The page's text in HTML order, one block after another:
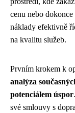
cenu nebo
náklady efektivně
na kvalitu služeb.
Prvním krokem k
analýza
potenciálem úspor
své smlouvy s